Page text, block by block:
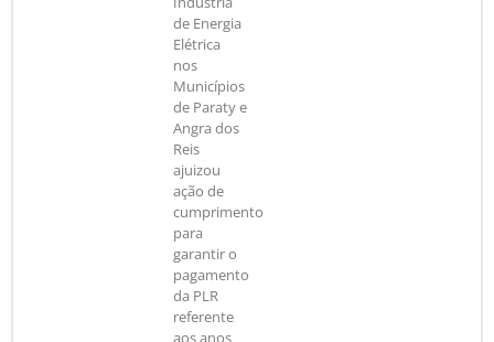
de Energia
Elétrica
nos
Municípios
de Paraty e
Angra dos
Reis
ajuizou
ação de
cumprimento
para
garantir o
pagamento
da PLR
referente
aos anos